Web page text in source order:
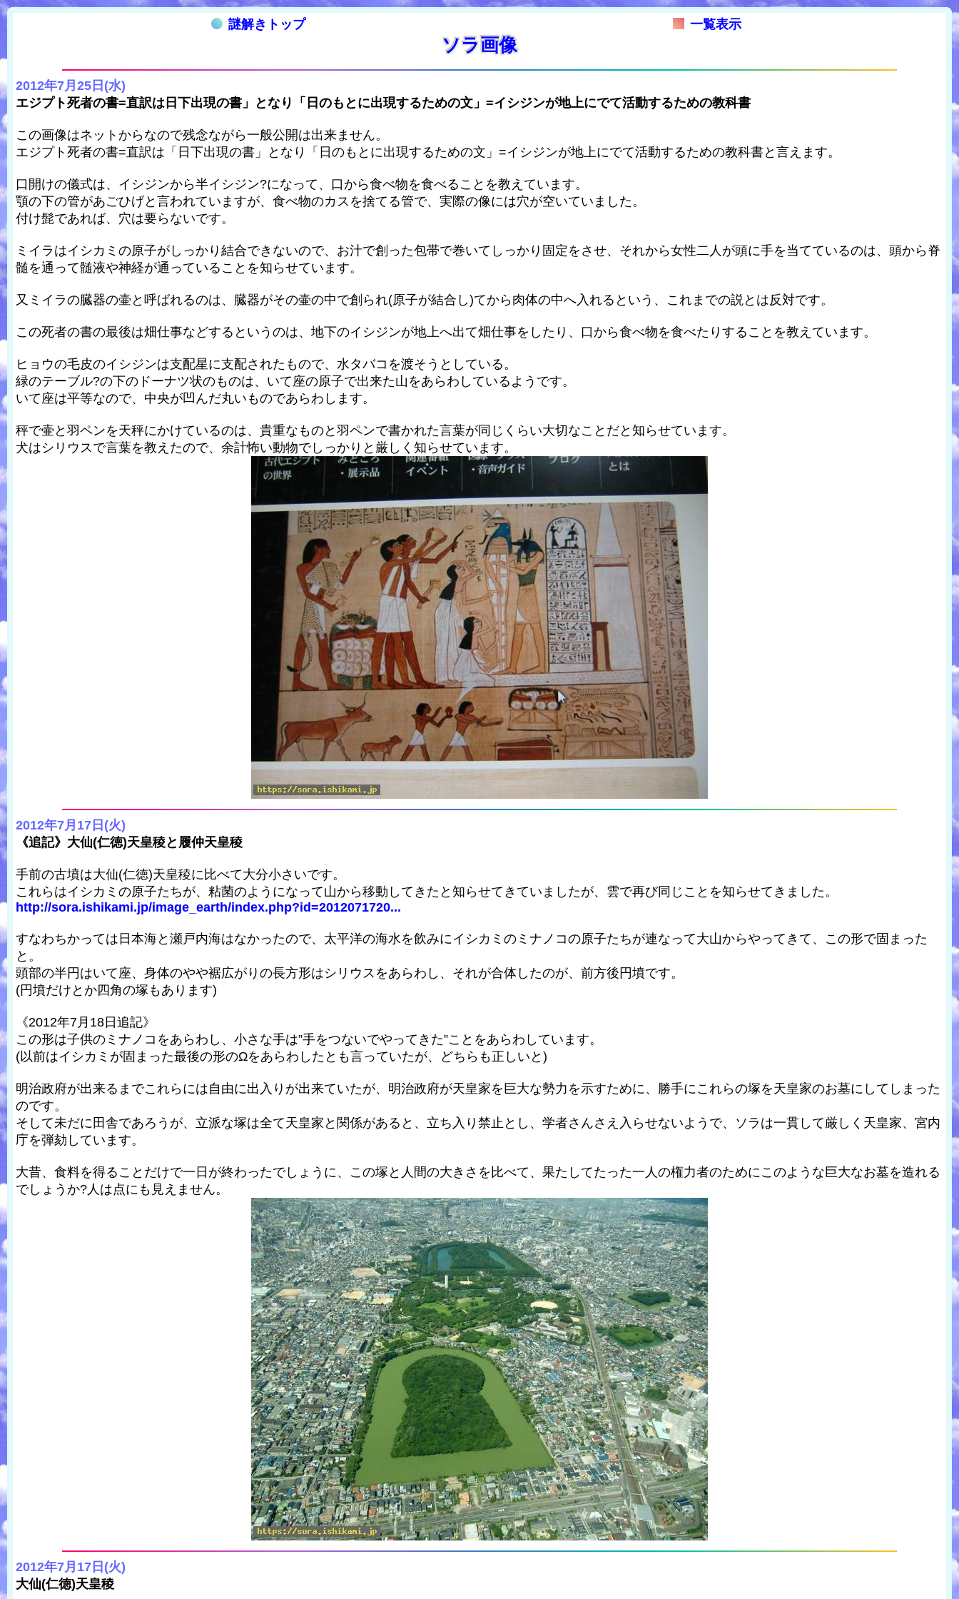
謎解きトップ 一覧表示
ソラ画像
2012年7月25日(水)
エジプト死者の書=直訳は日下出現の書」となり「日のもとに出現するための文」=イシジンが地上にでて活動するための教科書
この画像はネットからなので残念ながら一般公開は出来ません。
エジプト死者の書=直訳は「日下出現の書」となり「日のもとに出現するための文」=イシジンが地上にでて活動するための教科書と言えます。
口開けの儀式は、イシジンから半イシジン?になって、口から食べ物を食べることを教えています。
顎の下の管があごひげと言われていますが、食べ物のカスを捨てる管で、実際の像には穴が空いていました。
付け髭であれば、穴は要らないです。
ミイラはイシカミの原子がしっかり結合できないので、お汁で創った包帯で巻いてしっかり固定をさせ、それから女性二人が頭に手を当てているのは、頭から脊
髄を通って髄液や神経が通っていることを知らせています。
又ミイラの臓器の壷と呼ばれるのは、臓器がその壷の中で創られ(原子が結合し)てから肉体の中へ入れるという、これまでの説とは反対です。
この死者の書の最後は畑仕事などするというのは、地下のイシジンが地上へ出て畑仕事をしたり、口から食べ物を食べたりすることを教えています。
ヒョウの毛皮のイシジンは支配星に支配されたもので、水タバコを渡そうとしている。
緑のテーブル?の下のドーナツ状のものは、いて座の原子で出来た山をあらわしているようです。
いて座は平等なので、中央が凹んだ丸いものであらわします。
秤で壷と羽ペンを天秤にかけているのは、貴重なものと羽ペンで書かれた言葉が同じくらい大切なことだと知らせています。
犬はシリウスで言葉を教えたので、余計怖い動物でしっかりと厳しく知らせています。
2012年7月17日(火)
《追記》大仙(仁徳)天皇稜と履仲天皇稜
手前の古墳は大仙(仁徳)天皇稜に比べて大分小さいです。
これらはイシカミの原子たちが、粘菌のようになって山から移動してきたと知らせてきていましたが、雲で再び同じことを知らせてきました。
http://sora.ishikami.jp/image_earth/index.php?id=2012071720...
すなわちかっては日本海と瀬戸内海はなかったので、太平洋の海水を飲みにイシカミのミナノコの原子たちが連なって大山からやってきて、この形で固まった
と。
頭部の半円はいて座、身体のやや裾広がりの長方形はシリウスをあらわし、それが合体したのが、前方後円墳です。
(円墳だけとか四角の塚もあります)
《2012年7月18日追記》
この形は子供のミナノコをあらわし、小さな手は”手をつないでやってきた”ことをあらわしています。
(以前はイシカミが固まった最後の形のΩをあらわしたとも言っていたが、どちらも正しいと)
明治政府が出来るまでこれらには自由に出入りが出来ていたが、明治政府が天皇家を巨大な勢力を示すために、勝手にこれらの塚を天皇家のお墓にしてしまった
のです。
そして未だに田舎であろうが、立派な塚は全て天皇家と関係があると、立ち入り禁止とし、学者さんさえ入らせないようで、ソラは一貫して厳しく天皇家、宮内
庁を弾劾しています。
大昔、食料を得ることだけで一日が終わったでしょうに、この塚と人間の大きさを比べて、果たしてたった一人の権力者のためにこのような巨大なお墓を造れる
でしょうか?人は点にも見えません。
2012年7月17日(火)
大仙(仁徳)天皇稜